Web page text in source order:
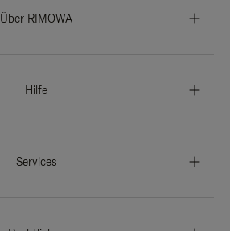
Über RIMOWA
Hilfe
Services